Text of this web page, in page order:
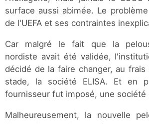
surface aussi abimée. Le
de l'UEFA et ses contraintes
Car malgré le fait que la
nordiste avait été validée,
décidé de la faire changer, au
stade, la société ELISA. Et en
fournisseur fut imposé, une société
Malheureusement, la nouvelle